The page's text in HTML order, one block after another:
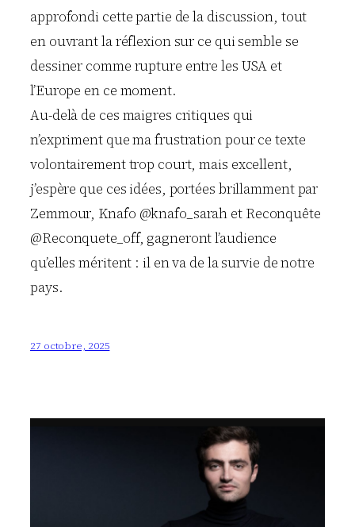
approfondi cette partie de la discussion, tout
en ouvrant la réflexion sur ce qui semble se
dessiner comme rupture entre les USA et
l’Europe en ce moment.
Au-delà de ces maigres critiques qui
n’expriment que ma frustration pour ce texte
volontairement trop court, mais excellent,
j’espère que ces idées, portées brillamment par
Zemmour, Knafo @knafo_sarah et Reconquête
@Reconquete_off, gagneront l’audience
qu’elles méritent : il en va de la survie de notre
pays.
27 octobre, 2025